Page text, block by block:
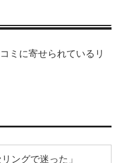
ミに寄せられているリ
ングで迷った」